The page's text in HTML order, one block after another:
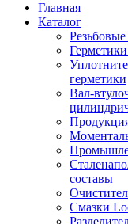
Главная
Каталог
герметики
Вал-
составы
Смазки